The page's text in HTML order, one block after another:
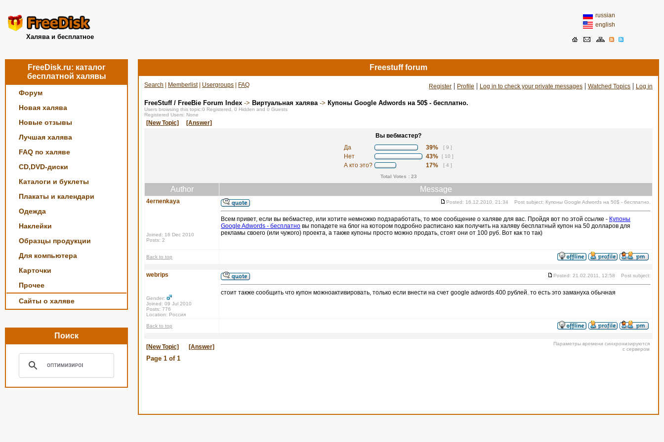
Халява и бесплатное
russian
english
FreeDisk.ru: каталог
бесплатной халявы
Форум
Новая халява
Новые отзывы
Лучшая халява
FAQ по халяве
CD,DVD-диски
Каталоги и буклеты
Плакаты и календари
Одежда
Наклейки
Образцы продукции
Для компьютера
Карточки
Прочее
Сайты о халяве
Поиск
Freestuff forum
Search Memberlist| Usergroups FAQ Register | Profile | Log in to check your private messages | Watched Topics | Log in
FreeStuff / FreeBie Forum Index -> Виртуальная халява-> Купоны Google Adwords на 50$ - бесплатно.
Users browsing this topic:0 Registered, 0 Hidden and 0 Guests
Registered Users: None
[New Topic]
[Answer]
Вы вебмастер?
Да
39% [ 9 ]
Нет 43% [ 10 ]
А кто это? 17% [ 4 ]
Total Votes : 23
Author Message
4ernenkaya
Joined: 16 Dec 2010
Posts: 2
Posted: 16.12.2010, 21:34 Post subject: Купоны Google Adwords на 50$ - бесплатно.
Всем привет, если вы вебмастер, или хотите немножко подзаработать, то мое сообщение о халяве для вас. Пройдя вот по этой ссылке - Купоны
Google Adwords - бесплатно вы попадете на блог на котором подробно расписано как получить на халяву бесплатный купон на 50 долларов для
рекламы своего (или чужого) проекта, а также купоны просто можно продать, стоят они от 100 руб. Вот как то так)
Back to top
webrips
Gender:
Joined: 09 Jul 2010
Posts: 776
Location: Россия
Posted: 21.02.2011, 12:58 Post subject:
стоит также сообщить что купон можноактивировать, только если внести на счет google adwords 400 рублей. то есть это замануха обычная
Back to top
[New Topic] [Answer]
Параметры времени синхронизируются
с сервером
Page 1 of 1